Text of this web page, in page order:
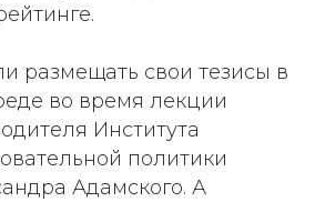
размещать свои тезисы в
во время лекции
Института
политики
Адамского. А